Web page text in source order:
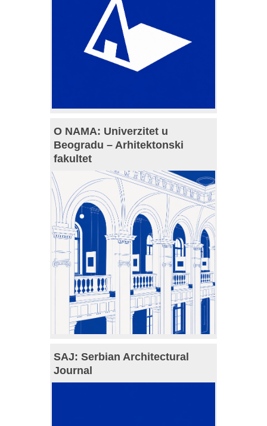
O NAMA: Univerzitet u
Beogradu – Arhitektonski
fakultet
SAJ: Serbian Architectural
Journal